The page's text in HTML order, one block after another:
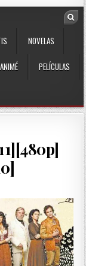
NOVELAS
ANIMÉ PELÍCULAS